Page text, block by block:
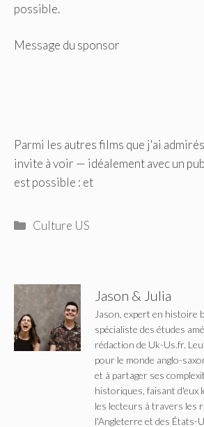
possible.
Message du sponsor
Parmi les autres films que j'ai
invite à voir — idéalement avec un
est possible : et
Catégories
Culture US
Jason & Julia
Jason, expert en histoire
spécialiste des études
rédaction de Uk-Us.fr.
pour le monde anglo-
et à partager ses
historiques, faisant d'eux
les lecteurs à travers les
l'Angleterre et des États-